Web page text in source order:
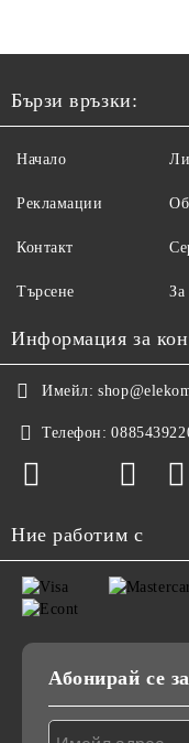
Бързи връзки:
Начало
Рекламации
Контакт
Търсене За
Информация за
Имейл:
Телефон:
Ние работим с
Абонирай се